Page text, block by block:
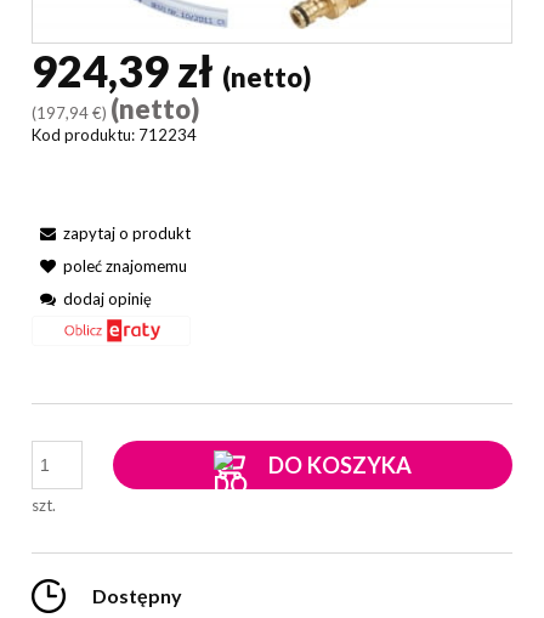
924,39 zł (netto)
(197,94 €) (netto)
Kod produktu: 712234
zapytaj o produkt
poleć znajomemu
dodaj opinię
szt.
DO KOSZYKA
Dostępny